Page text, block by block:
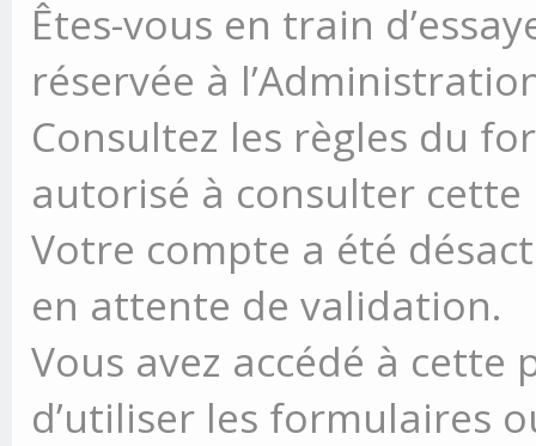
Êtes-vous en train
réservée à
Consultez les règles du
autorisé à consulter cette
Votre compte a été
en attente de validation.
Vous avez accédé à
d’utiliser les formulaires